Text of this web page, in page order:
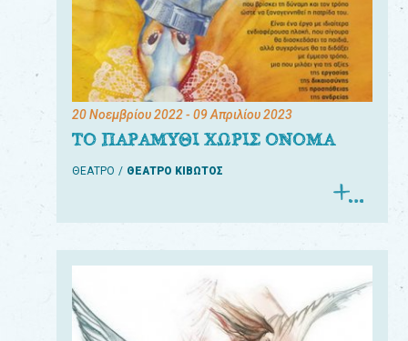
20 Νοεμβρίου 2022- 09 Απριλίου 2023
ΤΟ ΠΑΡΑΜΥΘΙ ΧΩΡΙΣ ΟΝΟΜΑ
ΘΕΑΤΡΟ ΘΕΑΤΡΟ ΚΙΒΩΤΟΣ